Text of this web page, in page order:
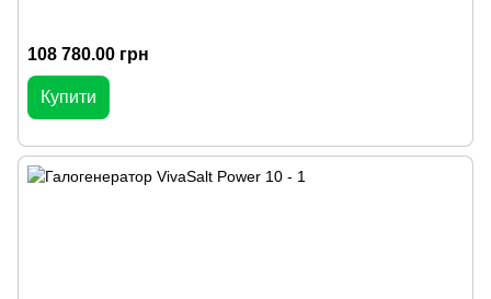
108 780.00 грн
Купити